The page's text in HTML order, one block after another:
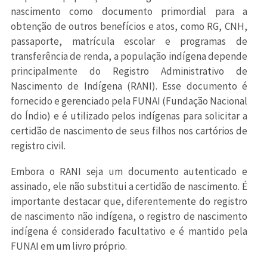
nascimento como documento primordial para a
obtenção de outros benefícios e atos, como RG, CNH,
passaporte, matrícula escolar e programas de
transferência de renda, a população indígena depende
principalmente do Registro Administrativo de
Nascimento de Indígena (RANI). Esse documento é
fornecido e gerenciado pela FUNAI (Fundação Nacional
do Índio) e é utilizado pelos indígenas para solicitar a
certidão de nascimento de seus filhos nos cartórios de
registro civil.
Embora o RANI seja um documento autenticado e
assinado, ele não substitui a certidão de nascimento. É
importante destacar que, diferentemente do registro
de nascimento não indígena, o registro de nascimento
indígena é considerado facultativo e é mantido pela
FUNAI em um livro próprio.